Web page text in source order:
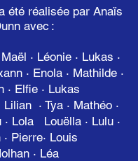
été réalisée par Anaïs
avec :
· Léonie · Lukas ·
· Enola · Mathilde ·
· Elfie · Lukas
· Tya · Mathéo ·
· Lola Louëlla · Lulu ·
· Pierre· Louis
· Léa